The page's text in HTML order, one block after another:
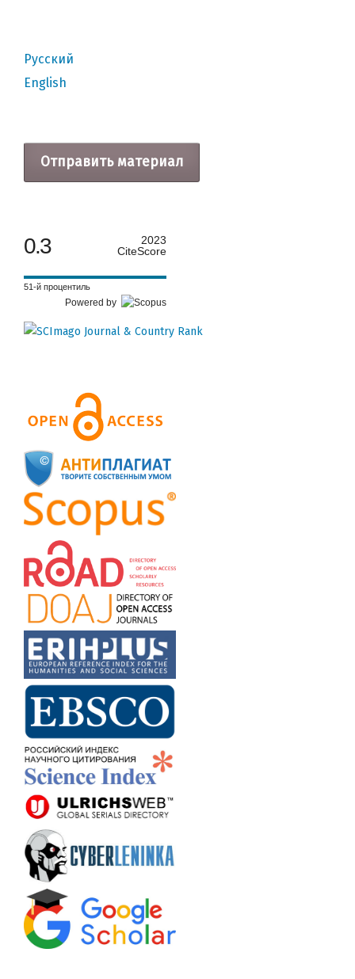
Русский
English
Отправить материал
0.3
2023
CiteScore
51-й процентиль
Powered by